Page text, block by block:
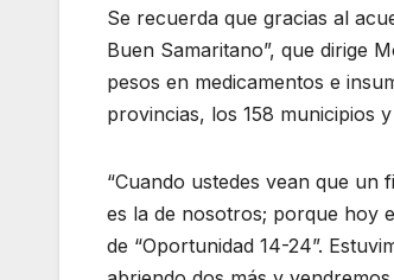
Se recuerda que gracias al
Buen Samaritano”, que dirige
pesos en medicamentos e
provincias, los 158 municipios
“Cuando ustedes vean que un
es la de nosotros; porque hoy
de “Oportunidad 14-24”.